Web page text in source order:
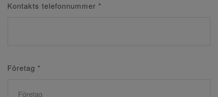
Kontakts telefonnummer *
Företag *